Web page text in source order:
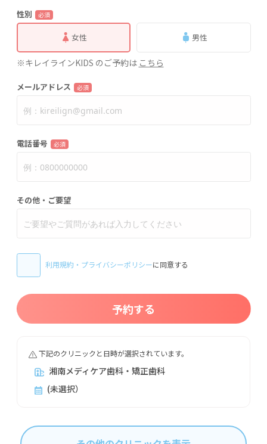
性別 必須
女性 男性
※キレイラインKIDS のご予約は こちら
メールアドレス 必須
電話番号 必須
その他・ご要望
利用規約 ・ プライバシーポリシーに同意する
予約する
下記のクリニックと日時が選択されています。
湘南メディケア歯科・矯正歯科
(未選択）